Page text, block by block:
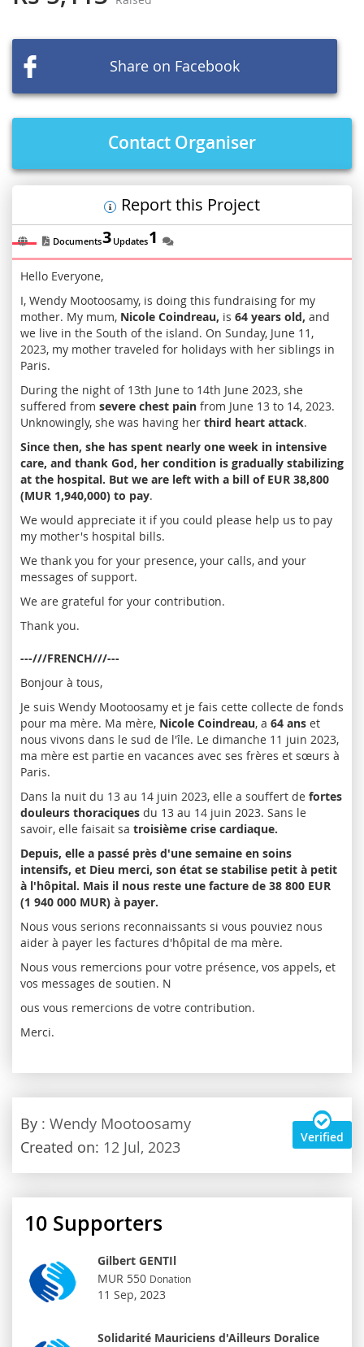
By : Wendy Mootoosamy
Created on: 12 Jul, 2023
Verified
Share on Facebook
Contact Organiser
Report this Project
Hello Everyone,
I, Wendy Mootoosamy, is doing this fundraising for my
mother. My mum, Nicole Coindreau, is 64 years old, and
we live in the South of the island. On Sunday, June 11,
2023, my mother traveled for holidays with her siblings in
Paris.
During the night of 13th June to 14th June 2023, she
suffered from severe chest pain from June 13 to 14, 2023.
Unknowingly, she was having her third heart attack.
Since then, she has spent nearly one week in intensive
care, and thank God, her condition is gradually stabilizing
at the hospital. But we are left with a bill of EUR 38,800
(MUR 1,940,000) to pay.
We would appreciate it if you could please help us to pay
my mother's hospital bills.
We thank you for your presence, your calls, and your
messages of support.
We are grateful for your contribution.
Thank you.
---///FRENCH///---
Bonjour à tous,
Je suis Wendy Mootoosamy et je fais cette collecte de fonds
pour ma mère. Ma mère, Nicole Coindreau, a 64 ans et
nous vivons dans le sud de l'île. Le dimanche 11 juin 2023,
ma mère est partie en vacances avec ses frères et sœurs à
Paris.
Dans la nuit du 13 au 14 juin 2023, elle a souffert de fortes
douleurs thoraciques du 13 au 14 juin 2023. Sans le
savoir, elle faisait sa troisième crise cardiaque.
Depuis, elle a passé près d'une semaine en soins
intensifs, et Dieu merci, son état se stabilise petit à petit
à l'hôpital. Mais il nous reste une facture de 38 800 EUR
(1 940 000 MUR) à payer.
Nous vous serions reconnaissants si vous pouviez nous
aider à payer les factures d'hôpital de ma mère.
Nous vous remercions pour votre présence, vos appels, et
vos messages de soutien. N
ous vous remercions de votre contribution.
Merci.
Documents3 Updates1
10 Supporters
Gilbert GENTIl
MUR 550 Donation
11 Sep, 2023
Solidarité Mauriciens d'Ailleurs Doralice
gallery